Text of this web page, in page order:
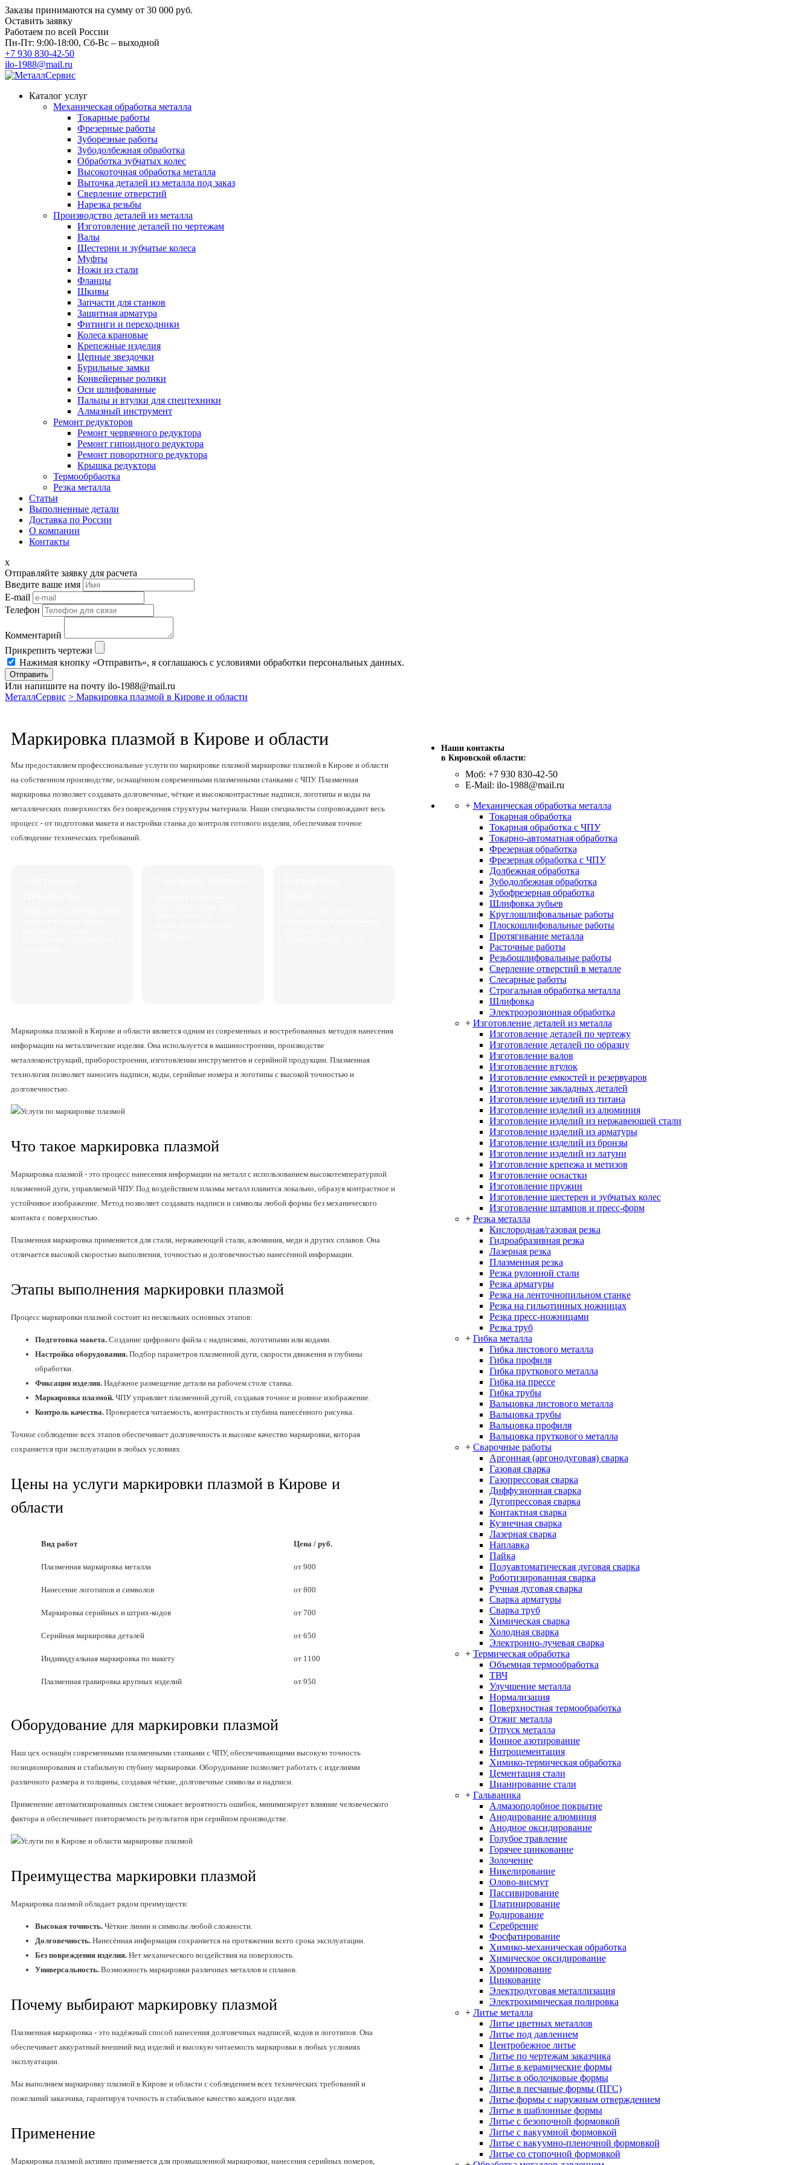
Заказы принимаются на сумму от 30 000 руб.
Оставить заявку
Работаем по всей России
Пн-Пт: 9:00-18:00, Сб-Вс – выходной
+7 930 830-42-50
ilo-1988@mail.ru
Каталог услуг
Механическая обработка металла
Токарные работы
Фрезерные работы
Зуборезные работы
Зубодолбежная обработка
Обработка зубчатых колес
Высокоточная обработка металла
Выточка деталей из металла под заказ
Сверление отверстий
Нарезка резьбы
Производство деталей из металла
Изготовление деталей по чертежам
Валы
Шестерни и зубчатые колеса
Муфты
Ножи из стали
Фланцы
Шкивы
Запчасти для станков
Защитная арматура
Фитинги и переходники
Колеса крановые
Крепежные изделия
Цепные звездочки
Бурильные замки
Конвейерные ролики
Оси шлифованные
Пальцы и втулки для спецтехники
Алмазный инструмент
Ремонт редукторов
Ремонт червячного редуктора
Ремонт гипоидного редуктора
Ремонт поворотного редуктора
Крышка редуктора
Термообрбаотка
Резка металла
Статьи
Выполненные детали
Доставка по России
О компании
Контакты
x
Отправляйте заявку для расчета
Введите ваше имя
E-mail
Телефон
Комментарий
Прикрепить чертежи
Нажимая кнопку «Отправить», я соглашаюсь с условиями обработки персональных данных.
Отправить
Или напишите на почту ilo-1988@mail.ru
МеталлСервис > Маркировка плазмой в Кирове и области
Маркировка плазмой в Кирове и области
Мы предоставляем профессиональные услуги по маркировке плазмой маркировке плазмой в Кирове и области
на собственном производстве, оснащённом современными плазменными станками с ЧПУ. Плазменная
маркировка позволяет создавать долговечные, чёткие и высококонтрастные надписи, логотипы и коды на
металлических поверхностях без повреждения структуры материала. Наши специалисты сопровождают весь
процесс - от подготовки макета и настройки станка до контроля готового изделия, обеспечивая точное
соблюдение технических требований.
Маркировка плазмой в Кирове и области является одним из современных и востребованных методов нанесения
информации на металлические изделия. Она используется в машиностроении, производстве
металлоконструкций, приборостроении, изготовлении инструментов и серийной продукции. Плазменная
технология позволяет наносить надписи, коды, серийные номера и логотипы с высокой точностью и
долговечностью.
Что такое маркировка плазмой
Маркировка плазмой - это процесс нанесения информации на металл с использованием высокотемпературной
плазменной дуги, управляемой ЧПУ. Под воздействием плазмы металл плавится локально, образуя контрастное и
устойчивое изображение. Метод позволяет создавать надписи и символы любой формы без механического
контакта с поверхностью.
Плазменная маркировка применяется для стали, нержавеющей стали, алюминия, меди и других сплавов. Она
отличается высокой скоростью выполнения, точностью и долговечностью нанесённой информации.
Этапы выполнения маркировки плазмой
Процесс маркировки плазмой состоит из нескольких основных этапов:
Подготовка макета. Создание цифрового файла с надписями, логотипами или кодами.
Настройка оборудования. Подбор параметров плазменной дуги, скорости движения и глубины
обработки.
Фиксация изделия. Надёжное размещение детали на рабочем столе станка.
Маркировка плазмой. ЧПУ управляет плазменной дугой, создавая точное и ровное изображение.
Контроль качества. Проверяется читаемость, контрастность и глубина нанесённого рисунка.
Точное соблюдение всех этапов обеспечивает долговечность и высокое качество маркировки, которая
сохраняется при эксплуатации в любых условиях.
Цены на услуги маркировки плазмой в Кирове и
области
Вид работ Цена / руб.
Плазменная маркировка металла от 900
Нанесение логотипов и символов от 800
Маркировка серийных и штрих-кодов от 700
Серийная маркировка деталей от 650
Индивидуальная маркировка по макету от 1100
Плазменная гравировка крупных изделий от 950
Оборудование для маркировки плазмой
Наш цех оснащён современными плазменными станками с ЧПУ, обеспечивающими высокую точность
позиционирования и стабильную глубину маркировки. Оборудование позволяет работать с изделиями
различного размера и толщины, создавая чёткие, долговечные символы и надписи.
Применение автоматизированных систем снижает вероятность ошибок, минимизирует влияние человеческого
фактора и обеспечивает повторяемость результатов при серийном производстве.
Преимущества маркировки плазмой
Маркировка плазмой обладает рядом преимуществ:
Высокая точность. Чёткие линии и символы любой сложности.
Долговечность. Нанесённая информация сохраняется на протяжении всего срока эксплуатации.
Без повреждения изделия. Нет механического воздействия на поверхность.
Универсальность. Возможность маркировки различных металлов и сплавов.
Почему выбирают маркировку плазмой
Плазменная маркировка - это надёжный способ нанесения долговечных надписей, кодов и логотипов. Она
обеспечивает аккуратный внешний вид изделий и высокую читаемость маркировки в любых условиях
эксплуатации.
Мы выполняем маркировку плазмой в Кирове и области с соблюдением всех технических требований и
пожеланий заказчика, гарантируя точность и стабильное качество каждого изделия.
Применение
Маркировка плазмой активно применяется для промышленной маркировки, нанесения серийных номеров,
Наши контакты
в Кировской области:
Моб: +7 930 830-42-50
E-Mail: ilo-1988@mail.ru
+ Механическая обработка металла
Токарная обработка
Токарная обработка с ЧПУ
Токарно-автоматная обработка
Фрезерная обработка
Фрезерная обработка c ЧПУ
Долбежная обработка
Зубодолбежная обработка
Зубофрезерная обработка
Шлифовка зубьев
Круглошлифовальные работы
Плоскошлифовальные работы
Протягивание металла
Расточные работы
Резьбошлифовальные работы
Сверление отверстий в металле
Слесарные работы
Строгальная обработка металла
Шлифовка
Электроэрозионная обработка
+ Изготовление деталей из металла
Изготовление деталей по чертежу
Изготовление деталей по образцу
Изготовление валов
Изготовление втулок
Изготовление емкостей и резервуаров
Изготовление закладных деталей
Изготовление изделий из титана
Изготовление изделий из алюминия
Изготовление изделий из нержавеющей стали
Изготовление изделий из арматуры
Изготовление изделий из бронзы
Изготовление изделий из латуни
Изготовление крепежа и метизов
Изготовление оснастки
Изготовление пружин
Изготовление шестерен и зубчатых колес
Изготовление штампов и пресс-форм
+ Резка металла
Кислородная/газовая резка
Гидроабразивная резка
Лазерная резка
Плазменная резка
Резка рулонной стали
Резка арматуры
Резка на ленточнопильном станке
Резка на гильотинных ножницах
Резка пресс-ножницами
Резка труб
+ Гибка металла
Гибка листового металла
Гибка профиля
Гибка пруткового металла
Гибка на прессе
Гибка трубы
Вальцовка листового металла
Вальцовка трубы
Вальцовка профиля
Вальцовка пруткового металла
+ Сварочные работы
Аргонная (аргонодуговая) сварка
Газовая сварка
Газопрессовая сварка
Диффузионная сварка
Дугопрессовая сварка
Контактная сварка
Кузнечная сварка
Лазерная сварка
Наплавка
Пайка
Полуавтоматическая дуговая сварка
Роботизированная сварка
Ручная дуговая сварка
Сварка арматуры
Сварка труб
Химическая сварка
Холодная сварка
Электронно-лучевая сварка
+ Термическая обработка
Объемная термообработка
ТВЧ
Улучшение металла
Нормализация
Поверхностная термообработка
Отжиг металла
Отпуск металла
Ионное азотирование
Нитроцементация
Химико-термическая обработка
Цементация стали
Цианирование стали
+ Гальваника
Алмазоподобное покрытие
Анодирование алюминия
Анодное оксидирование
Голубое травление
Горячее цинкование
Золочение
Никелирование
Олово-висмут
Пассивирование
Платинирование
Родирование
Серебрение
Фосфатирование
Химико-механическая обработка
Химическое оксидирование
Хромирование
Цинкование
Электродуговая металлизация
Электрохимическая полировка
+ Литье металла
Литье цветных металлов
Литье под давлением
Центробежное литье
Литье по чертежам заказчика
Литье в керамические формы
Литье в оболочковые формы
Литье в песчаные формы (ПГС)
Литье формы с наружным отверждением
Литье в шаблонные формы
Литье с безопочной формовкой
Литье с вакуумной формовкой
Литье с вакуумно-пленочной формовкой
Литье со стопочной формовкой